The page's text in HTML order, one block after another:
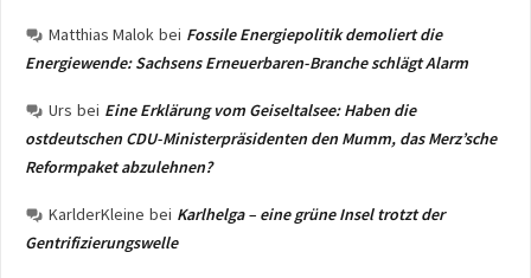
Matthias Malok bei Fossile Energiepolitik demoliert die
Energiewende: Sachsens Erneuerbaren-Branche schlägt Alarm
Urs bei Eine Erklärung vom Geiseltalsee: Haben die
ostdeutschen CDU-Ministerpräsidenten den Mumm, das Merz’sche
Reformpaket abzulehnen?
KarlderKleine bei Karlhelga – eine grüne Insel trotzt der
Gentrifizierungswelle